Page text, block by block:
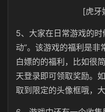
[虎牙
5、大家在日常游戏的
动”。该游戏的福利是非
白嫖的的福利，比如很
天登录即可领取奖励。
取到限定的头像框哦，